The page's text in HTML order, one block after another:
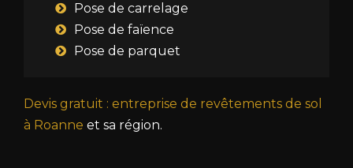
Pose de carrelage
Pose de faïence
Pose de parquet
Devis gratuit : entreprise de revêtements de sol
à Roanne et sa région.